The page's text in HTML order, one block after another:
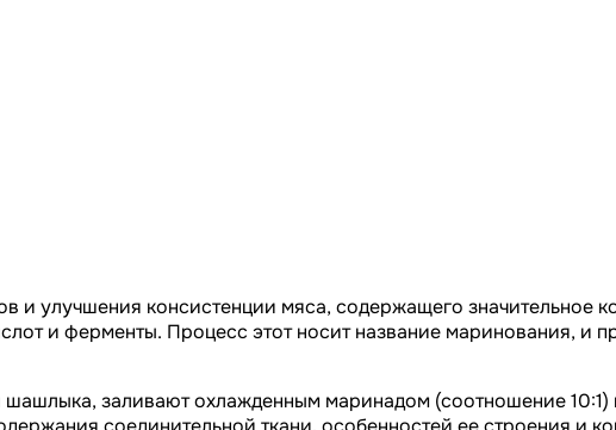
и улучшения консистенции мяса, содержащего значительное
и ферменты. Процесс этот носит название маринования, и
заливают охлажденным маринадом (соотношение